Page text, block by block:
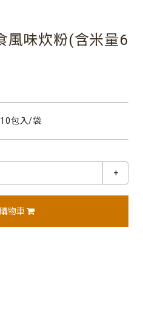
風味炊粉(含米量6
包入/袋
+
物車